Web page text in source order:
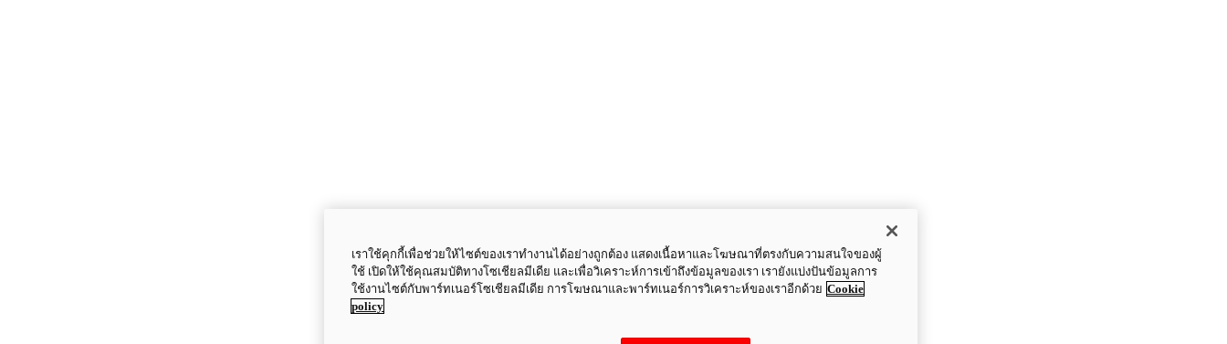
เราใช้คุกกี้เพื่อช่วยให้ไซต์ของเราทำงานได้อย่างถูกต้อง แสดงเนื้อหาและโฆษณาที่ตรงกับความสนใจของผู้
ใช้ เปิดให้ใช้คุณสมบัติทางโซเชียลมีเดีย และเพื่อวิเคราะห์การเข้าถึงข้อมูลของเรา เรายังแบ่งปันข้อมูลการ
ใช้งานไซต์กับพาร์ทเนอร์โซเชียลมีเดีย การโฆษณาและพาร์ทเนอร์การวิเคราะห์ของเราอีกด้วย Cookie
policy